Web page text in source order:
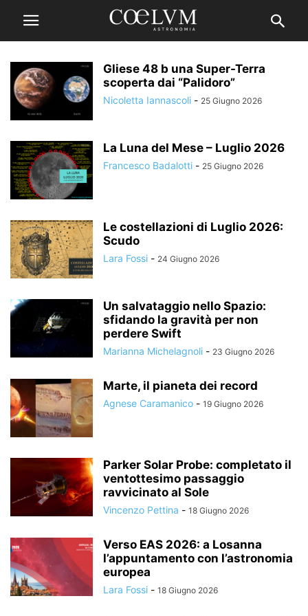
Gliese 48 b una Super-Terra
scoperta dai “Palidoro”
Nicoletta Iannascoli - 25 Giugno 2026
La Luna del Mese – Luglio 2026
Francesco Badalotti - 25 Giugno 2026
Le costellazioni di Luglio 2026:
Scudo
Lara Fossi - 24 Giugno 2026
Un salvataggio nello Spazio:
sfidando la gravità per non
perdere Swift
Marianna Michelagnoli - 23 Giugno 2026
Marte, il pianeta dei record
Agnese Caramanico - 19 Giugno 2026
Parker Solar Probe: completato il
ventottesimo passaggio
ravvicinato al Sole
Vincenzo Pettina - 18 Giugno 2026
Verso EAS 2026: a Losanna
l’appuntamento con l’astronomia
europea
Lara Fossi - 18 Giugno 2026